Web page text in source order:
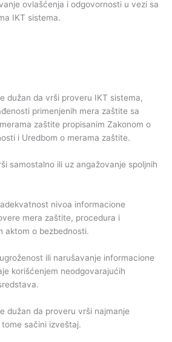
ovlašćenja i odgovornosti u vezi sa
IKT sistema.
dužan da vrši proveru IKT sistema,
primenjenih mera zaštite sa
zaštite propisanim Zakonom o
i Uredbom o merama zaštite.
samostalno ili uz angažovanje spoljnih
nivoa informacione
mera zaštite, procedura i
aktom o bezbednosti.
ili narušavanje informacione
korišćenjem neodgovarajućih
dužan da proveru vrši najmanje
sačini izveštaj.